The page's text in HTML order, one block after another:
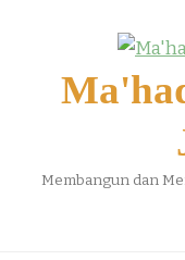
Membangun dan